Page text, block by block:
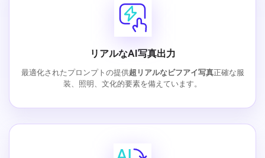
リアルなAI写真出力
最適化されたプロンプトの提供超リアルなビフアイ写真正確な服
装、照明、文化的要素を備えています。